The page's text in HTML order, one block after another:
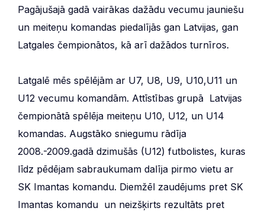
Pagājušajā gadā vairākas dažādu vecumu jauniešu
un meiteņu komandas piedalījās gan Latvijas, gan
Latgales čempionātos, kā arī dažādos turnīros.
Latgalē mēs spēlējām ar U7, U8, U9, U10,U11 un
U12 vecumu komandām. Attīstības grupā Latvijas
čempionātā spēlēja meiteņu U10, U12, un U14
komandas. Augstāko sniegumu rādīja
2008.-2009.gadā dzimušās (U12) futbolistes, kuras
līdz pēdējam sabraukumam dalīja pirmo vietu ar
SK Imantas komandu. Diemžēl zaudējums pret SK
Imantas komandu un neizšķirts rezultāts pret